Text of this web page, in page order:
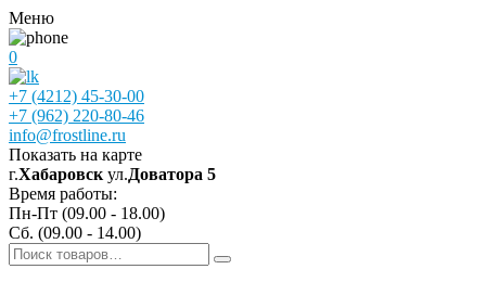
Меню
0
+7 (4212) 45-30-00
+7 (962) 220-80-46
info@frostline.ru
Показать на карте
г.Хабаровск ул.Доватора 5
Время работы:
Пн-Пт (09.00 - 18.00)
Сб. (09.00 - 14.00)